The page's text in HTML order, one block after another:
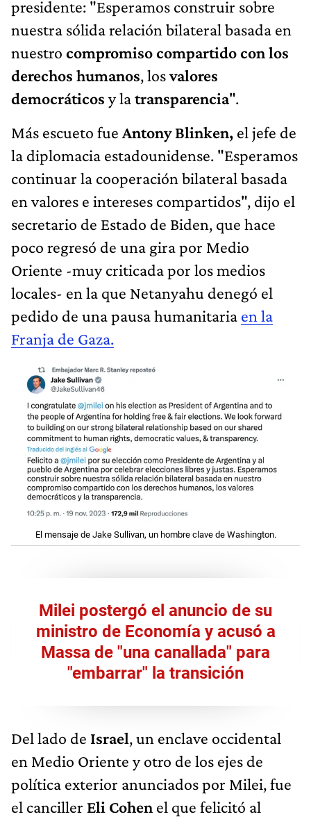
presidente: "Esperamos construir sobre
nuestra sólida relación bilateral basada en
nuestro compromiso compartido con los
derechos humanos, losvalores
democráticos y latransparencia".
Más escueto fue Antony Blinken, el jefe de
la diplomacia estadounidense. "Esperamos
continuar la cooperación bilateral basada
en valores e intereses compartidos", dijo el
secretario de Estado de Biden, que hace
poco regresó de una gira por Medio
Oriente -muy criticada por los medios
locales- en la que Netanyahu denegó el
pedido de una pausa humanitaria en la
Franja de Gaza.
El mensaje de Jake Sullivan, un hombre clave de Washington.
Milei postergó el anuncio de su
ministro de Economía y acusó a
Massa de "una canallada" para
"embarrar" la transición
Del lado de Israel, un enclave occidental
en Medio Oriente y otro de los ejes de
política exterior anunciados por Milei, fue
el canciller Eli Cohen el que felicitó al